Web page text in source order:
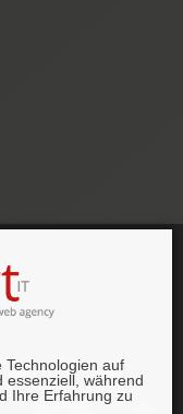
auf
essenziell, während
Ihre Erfahrung zu
of